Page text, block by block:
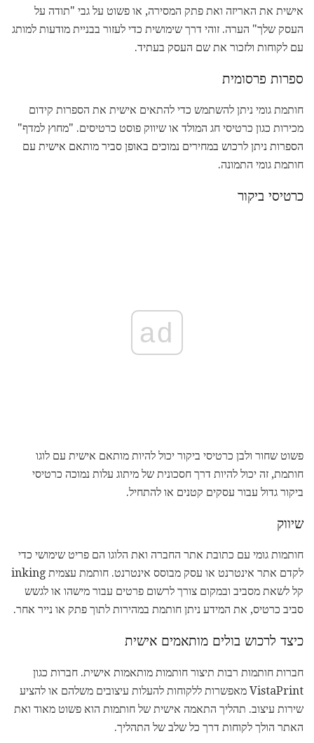
אישית את האריזה ואת פתק המסירה, או פשוט על גבי "תודה על
העסק שלך" הערה. זוהי דרך שימושית כדי לעזור בבניית מודעות למותג
עם לקוחות ולזכור את שם העסק בעתיד.
ספרות פרסומית
חותמת גומי ניתן להשתמש כדי להתאים אישית את הספרות קידום
מכירות כגון כרטיסי חג המולד או שיווק פוסט כרטיסים. "מחוץ למדף"
הספרות ניתן לרכוש במחירים נמוכים באופן סביר מותאם אישית עם
חותמת גומי התמונה.
כרטיסי ביקור
ad
פשוט שחור ולבן כרטיסי ביקור יכול להיות מותאם אישית עם לוגו
חותמת, זה יכול להיות דרך חסכונית של מיתוג עלות נמוכה כרטיסי
ביקור גדול עבור עסקים קטנים או להתחיל.
שיווק
חותמות גומי עם כתובת אתר החברה ואת הלוגו הם פריט שימושי כדי
לקדם אתר אינטרנט או עסק מבוסס אינטרנט. חותמת עצמית inking
קל לשאת מסביב ובמקום צורך לרשום פרטים עבור מישהו או לגשש
סביב כרטיס, את המידע ניתן חותמת במהירות לתוך פתק או נייר אחר.
כיצד לרכוש בולים מותאמים אישית
חברות חותמות רבות תיצור חותמות מותאמות אישית. חברות כגון
VistaPrint מאפשרות ללקוחות להעלות עיצובים משלהם או להציע
שירות עיצוב. תהליך התאמה אישית של חותמות הוא פשוט מאוד ואת
האתר הולך לקוחות דרך כל שלב של התהליך.